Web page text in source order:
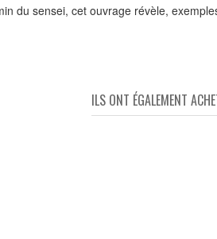
du sensei, cet ouvrage révèle,
ILS ONT ÉGALEMENT